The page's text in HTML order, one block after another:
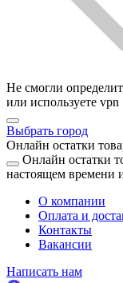
Не смогли
или используете vpn
Выбрать город
Онлайн остатки
Онлайн остатки
настоящем времени и
О компании
Оплата и
Контакты
Вакансии
Написать нам